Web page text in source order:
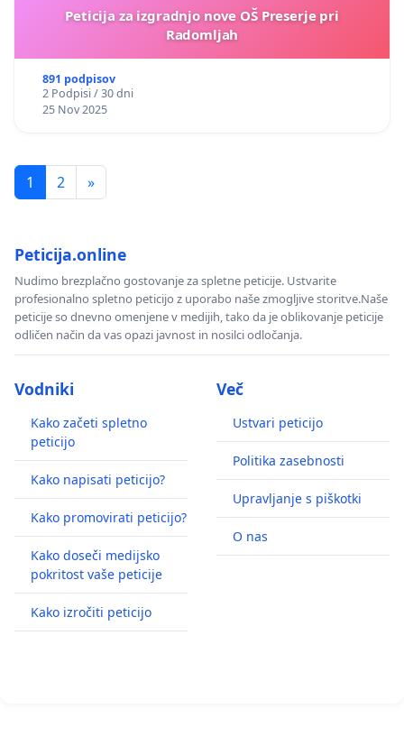
Asgar Ghasiki
Issa Mohamed
Jan Hrušovan
Maja Kunšič
Romana Zajec
David Glavič
Jure Gombač
Gregor Mohar
Rok Zajc
Irena Kure
Brigita Kure
Peticija za izgradnjo nove OŠ Preserje pri
Radomljah
891 podpisov
2 Podpisi / 30 dni
25 Nov 2025
1 2 »
Peticija.online
Nudimo brezplačno gostovanje za spletne peticije. Ustvarite
profesionalno spletno peticijo z uporabo naše zmogljive storitve.Naše
peticije so dnevno omenjene v medijih, tako da je oblikovanje peticije
odličen način da vas opazi javnost in nosilci odločanja.
Vodniki
Kako začeti spletno
peticijo
Kako napisati peticijo?
Kako promovirati peticijo?
Kako doseči medijsko
pokritost vaše peticije
Kako izročiti peticijo
Več
Ustvari peticijo
Politika zasebnosti
Upravljanje s piškotki
O nas